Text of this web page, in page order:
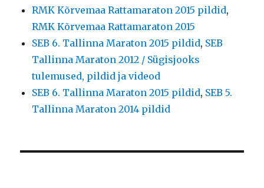
RMK Kõrvemaa Rattamaraton 2015 pildid,
RMK Kõrvemaa Rattamaraton 2015
SEB 6. Tallinna Maraton 2015 pildid, SEB
Tallinna Maraton 2012 / Sügisjooks
tulemused, pildid ja videod
SEB 6. Tallinna Maraton 2015 pildid, SEB 5.
Tallinna Maraton 2014 pildid